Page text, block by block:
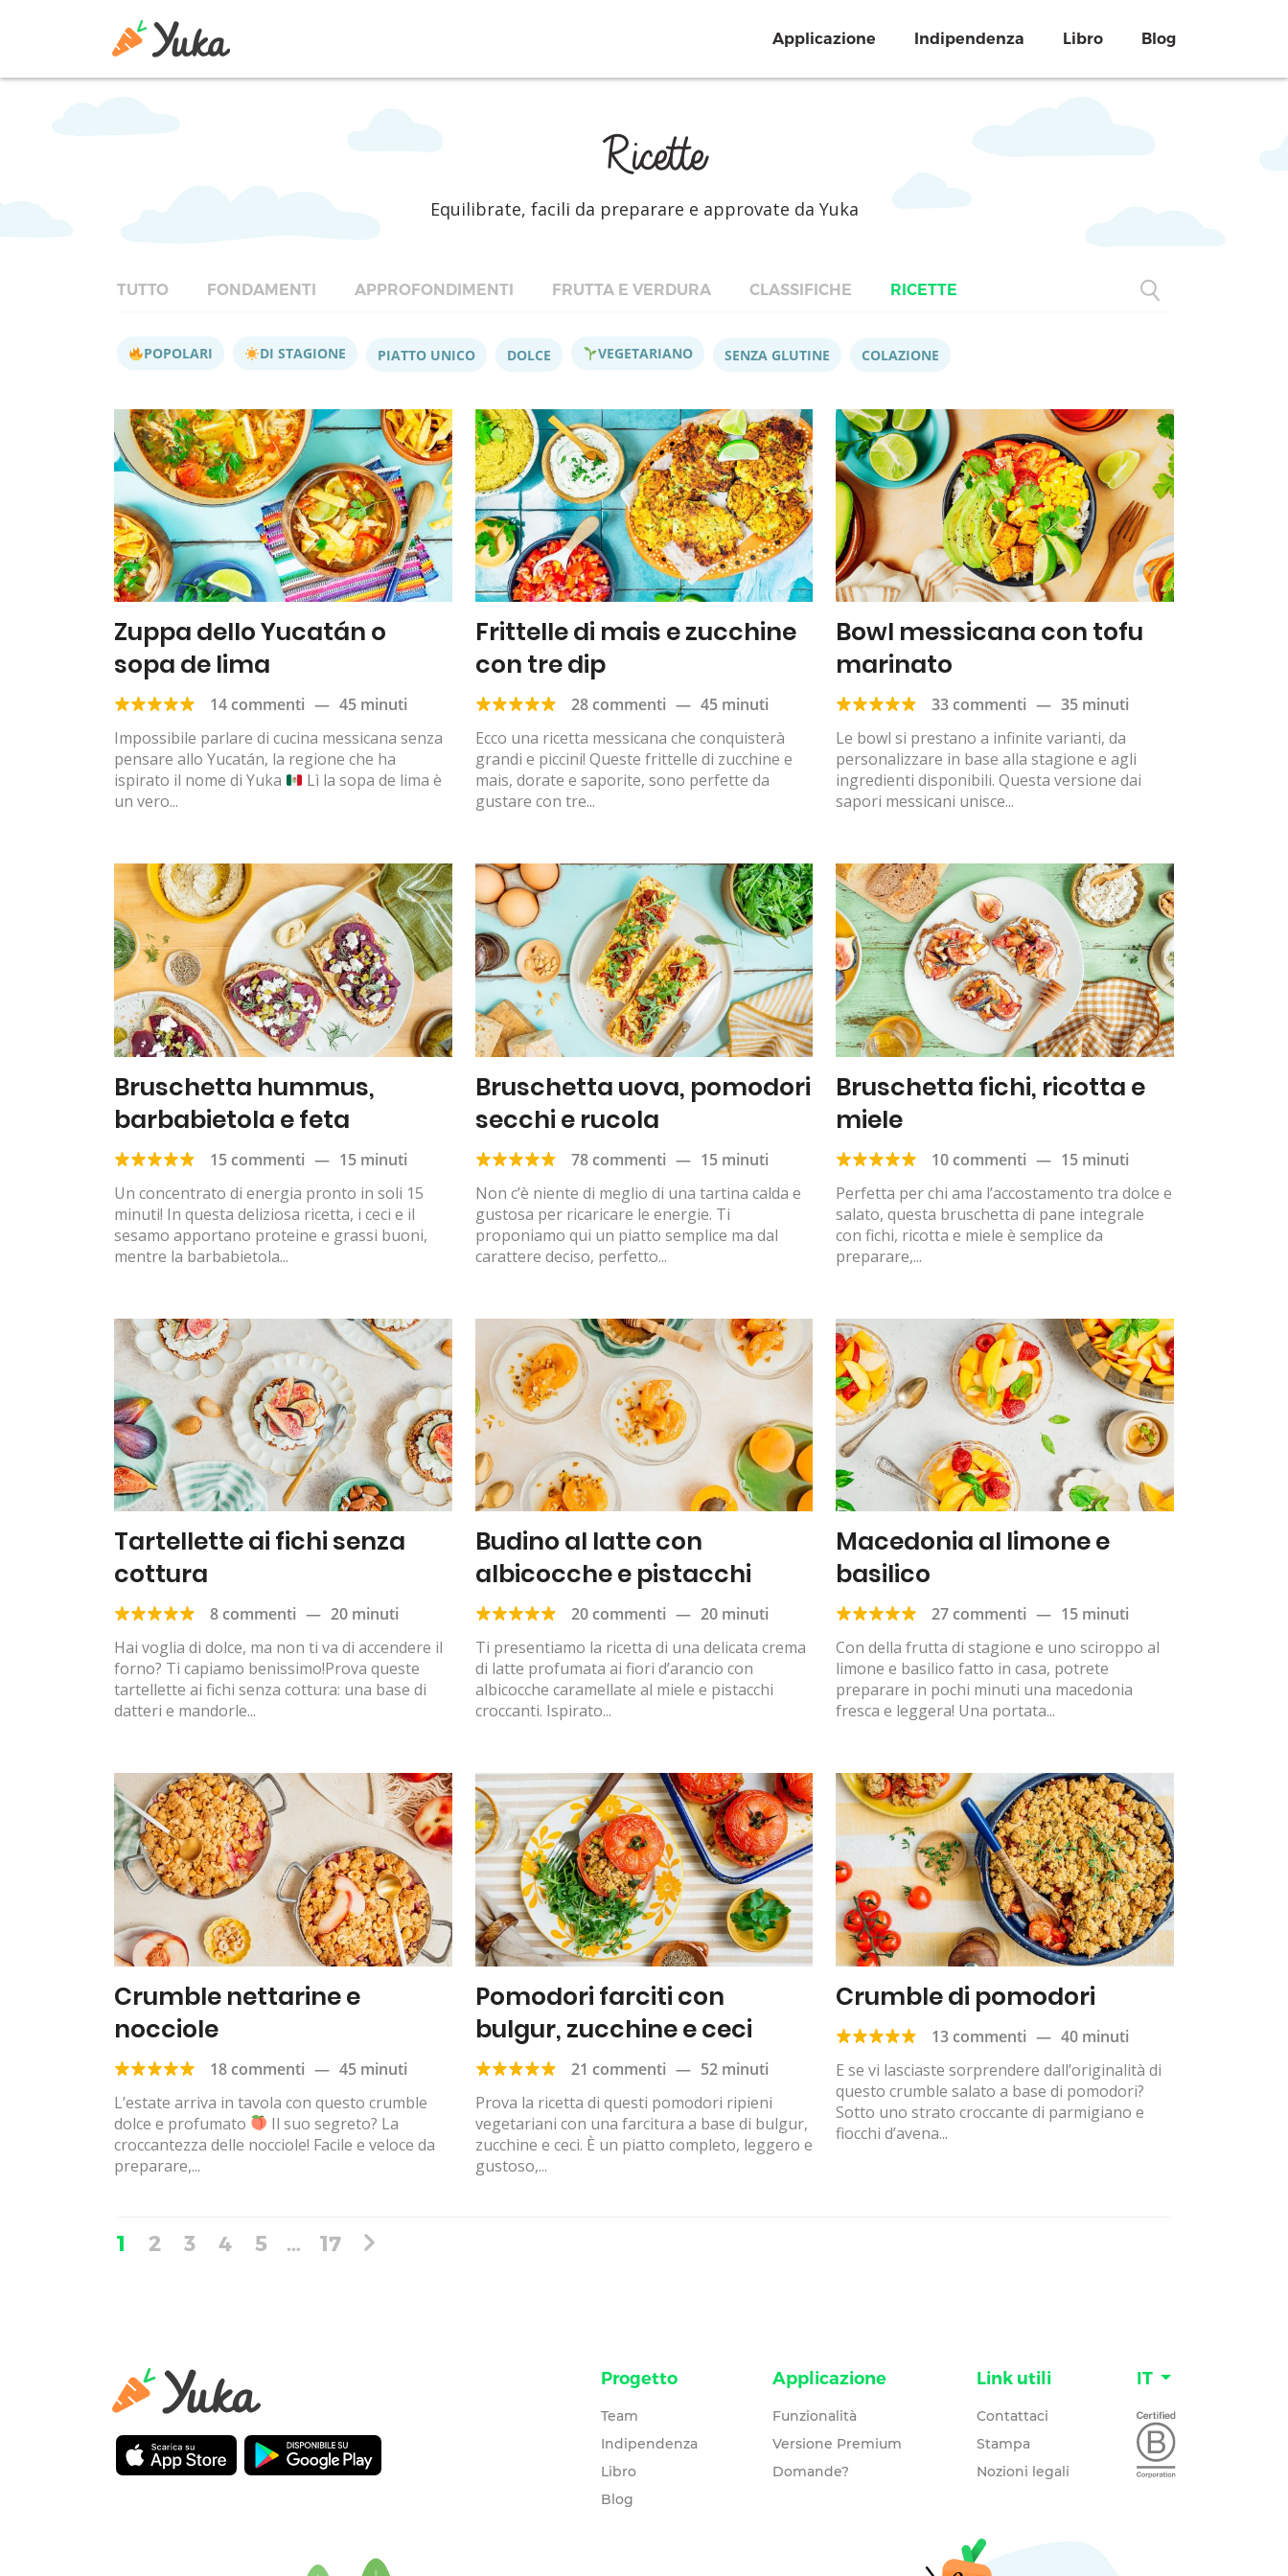
Applicazione Indipendenza Libro Blog
Ricette
Equilibrate, facili da preparare e approvate da Yuka
TUTTO FONDAMENTI APPROFONDIMENTI FRUTTA E VERDURA CLASSIFICHE RICETTE
POPOLARI DI STAGIONE PIATTO UNICO DOLCE VEGETARIANO SENZA GLUTINE COLAZIONE
Zuppa dello Yucatán o
sopa de lima
14 commenti — 45 minuti
Impossibile parlare di cucina messicana senza
pensare allo Yucatán, la regione che ha
ispirato il nome di Yuka
Lì la sopa de lima è
un vero...
Frittelle di mais e zucchine
con tre dip
28 commenti — 45 minuti
Ecco una ricetta messicana che conquisterà
grandi e piccini! Queste frittelle di zucchine e
mais, dorate e saporite, sono perfette da
gustare con tre...
Bowl messicana con tofu
marinato
33 commenti — 35 minuti
Le bowl si prestano a infinite varianti, da
personalizzare in base alla stagione e agli
ingredienti disponibili. Questa versione dai
sapori messicani unisce...
Bruschetta hummus,
barbabietola e feta
15 commenti — 15 minuti
Un concentrato di energia pronto in soli 15
minuti! In questa deliziosa ricetta, i ceci e il
sesamo apportano proteine e grassi buoni,
mentre la barbabietola...
Bruschetta uova, pomodori
secchi e rucola
78 commenti — 15 minuti
Non c’è niente di meglio di una tartina calda e
gustosa per ricaricare le energie. Ti
proponiamo qui un piatto semplice ma dal
carattere deciso, perfetto...
Bruschetta fichi, ricotta e
miele
10 commenti — 15 minuti
Perfetta per chi ama l’accostamento tra dolce e
salato, questa bruschetta di pane integrale
con fichi, ricotta e miele è semplice da
preparare,...
Tartellette ai fichi senza
cottura
8 commenti — 20 minuti
Hai voglia di dolce, ma non ti va di accendere il
forno? Ti capiamo benissimo!Prova queste
tartellette ai fichi senza cottura: una base di
datteri e mandorle...
Budino al latte con
albicocche e pistacchi
20 commenti — 20 minuti
Ti presentiamo la ricetta di una delicata crema
di latte profumata ai fiori d’arancio con
albicocche caramellate al miele e pistacchi
croccanti. Ispirato...
Macedonia al limone e
basilico
27 commenti — 15 minuti
Con della frutta di stagione e uno sciroppo al
limone e basilico fatto in casa, potrete
preparare in pochi minuti una macedonia
fresca e leggera! Una portata...
Crumble nettarine e
nocciole
18 commenti — 45 minuti
L’estate arriva in tavola con questo crumble
dolce e profumato
Il suo segreto? La
croccantezza delle nocciole! Facile e veloce da
preparare,...
Pomodori farciti con
bulgur, zucchine e ceci
21 commenti — 52 minuti
Prova la ricetta di questi pomodori ripieni
vegetariani con una farcitura a base di bulgur,
zucchine e ceci. È un piatto completo, leggero e
gustoso,...
Crumble di pomodori
13 commenti — 40 minuti
E se vi lasciaste sorprendere dall’originalità di
questo crumble salato a base di pomodori?
Sotto uno strato croccante di parmigiano e
fiocchi d’avena...
1 2 3 4 5 … 17
Progetto
Team
Indipendenza
Libro
Blog
Applicazione
Funzionalità
Versione Premium
Domande?
Link utili
Contattaci
Stampa
Nozioni legali
IT